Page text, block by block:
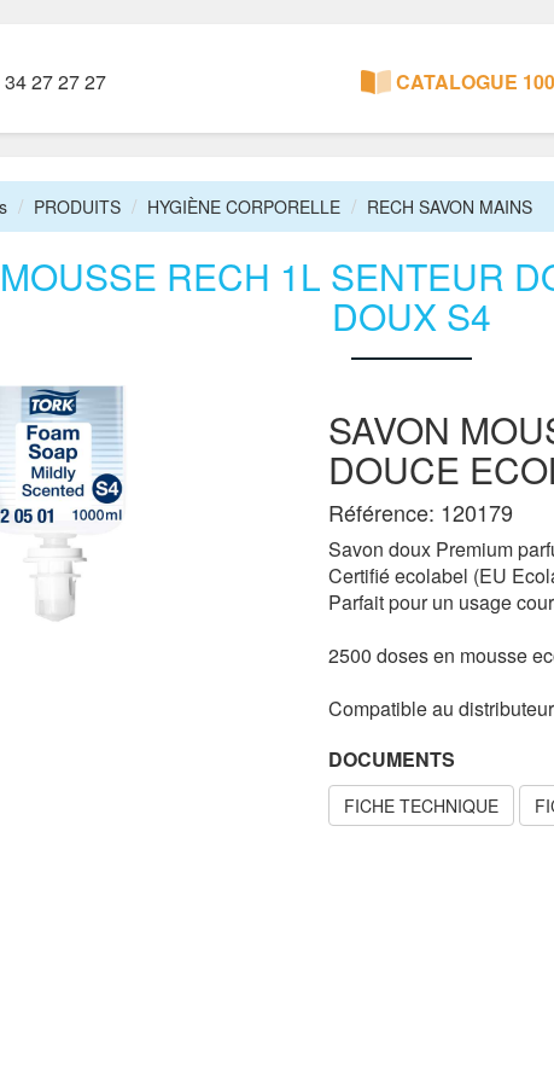
27 27 27 CATALOGUE
PRODUITS HYGIÈNE CORPORELLE RECH SAVON MAINS
RECH 1L SENTEUR
DOUX S4
SAVON
DOUCE
Référence: 120179
Savon doux Premium
Certifié ecolabel (EU
Parfait pour un usage
2500 doses en mousse
Compatible au
DOCUMENTS
FICHE TECHNIQUE